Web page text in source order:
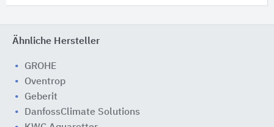
Ähnliche Hersteller
GROHE
Oventrop
Geberit
DanfossClimate Solutions